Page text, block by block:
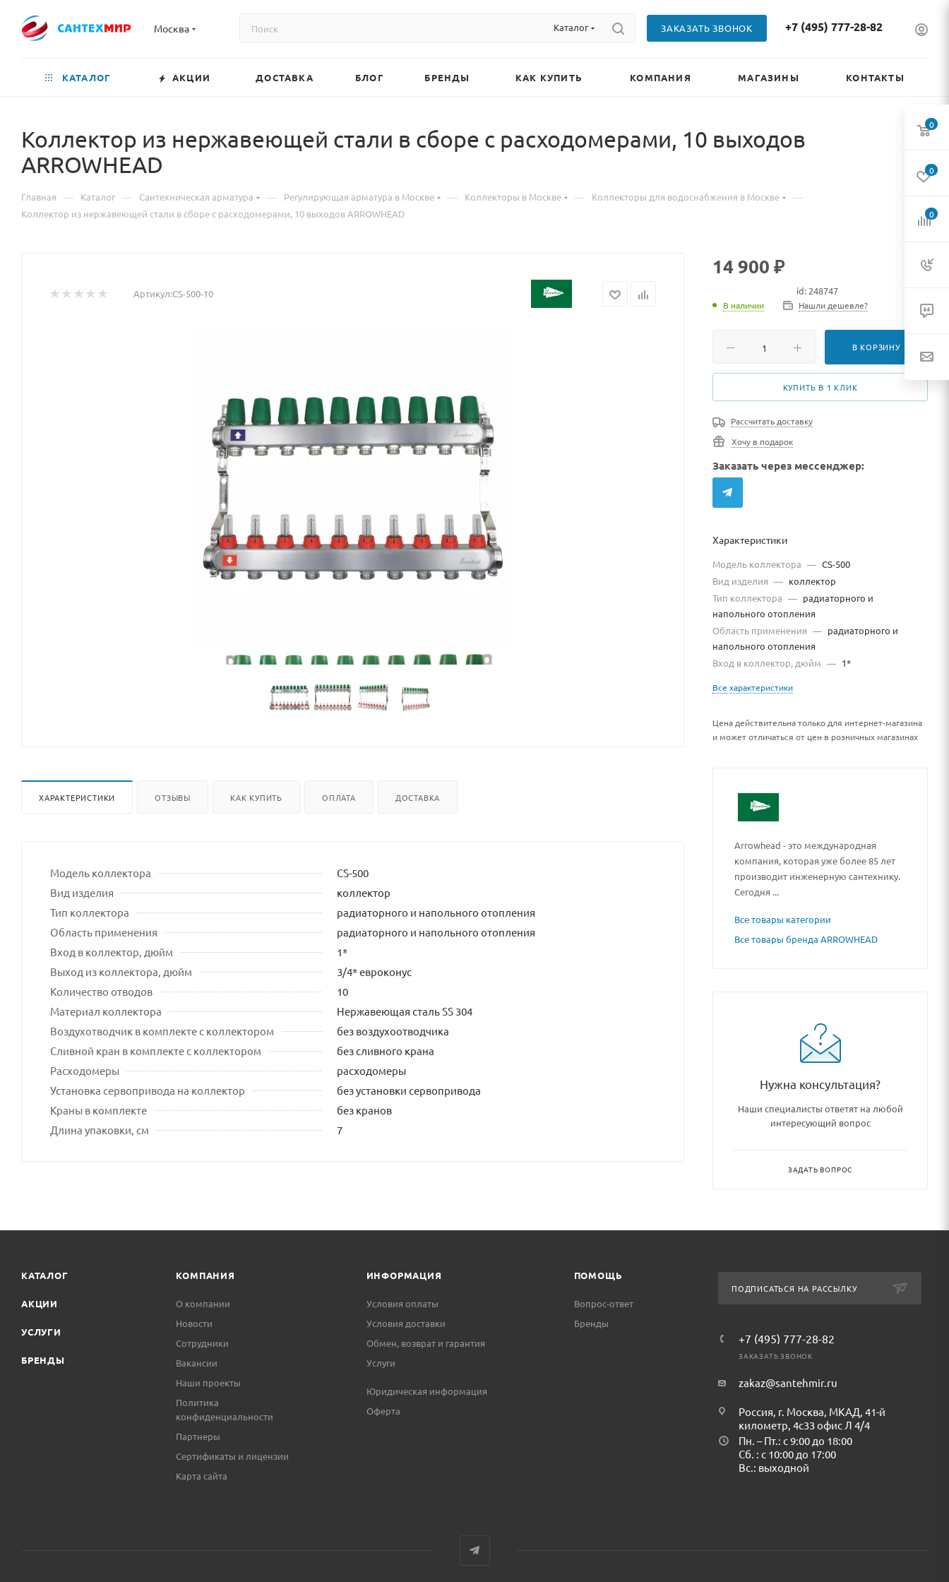
Москва Каталог ЗАКАЗАТЬ ЗВОНОК +7 (495) 777-28-82
КАТАЛОГ АКЦИИ ДОСТАВКА БЛОГ БРЕНДЫ КАК КУПИТЬ КОМПАНИЯ МАГАЗИНЫ КОНТАКТЫ
Коллектор из нержавеющей стали в сборе с расходомерами, 10 выходов
ARROWHEAD
Главная — Каталог — Сантехническая арматура — Регулирующая арматура в Москве — Коллекторы в Москве — Коллекторы для водоснабжения в Москве —
Коллектор из нержавеющей стали в сборе с расходомерами, 10 выходов ARROWHEAD
Артикул:CS-500-10
ХАРАКТЕРИСТИКИ ОТЗЫВЫ КАК КУПИТЬ ОПЛАТА ДОСТАВКА
Модель коллектора
CS-500
Вид изделия
коллектор
Тип коллектора
радиаторного и напольного отопления
Область применения
радиаторного и напольного отопления
Вход в коллектор, дюйм
1*
Выход из коллектора, дюйм
3/4* евроконус
Количество отводов
10
Материал коллектора
Нержавеющая сталь SS 304
Воздухотводчик в комплекте с коллектором
без воздухоотводчика
Сливной кран в комплекте с коллектором
без сливного крана
Расходомеры
расходомеры
Установка сервопривода на коллектор
без установки сервопривода
Краны в комплекте
без кранов
Длина упаковки, см
7
14 900 ₽
id: 248747
В наличии Нашли дешевле?
В КОРЗИНУ
КУПИТЬ В 1 КЛИК
Рассчитать доставку
Хочу в подарок
Заказать через мессенджер:
Характеристики
Модель коллектора — CS-500
Вид изделия — коллектор
Тип коллектора — радиаторного и
напольного отопления
Область применения — радиаторного и
напольного отопления
Вход в коллектор, дюйм — 1*
Все характеристики
Цена действительна только для интернет-магазина
и может отличаться от цен в розничных магазинах
Arrowhead - это международная
компания, которая уже более 85 лет
производит инженерную сантехнику.
Сегодня ...
Все товары категории
Все товары бренда ARROWHEAD
Нужна консультация?
Наши специалисты ответят на любой
интересующий вопрос
ЗАДАТЬ ВОПРОС
КАТАЛОГ
АКЦИИ
УСЛУГИ
БРЕНДЫ
КОМПАНИЯ
О компании
Новости
Сотрудники
Вакансии
Наши проекты
Политика
конфиденциальности
Партнеры
Сертификаты и лицензии
Карта сайта
ИНФОРМАЦИЯ
Условия оплаты
Условия доставки
Обмен, возврат и гарантия
Услуги
Юридическая информация
Оферта
ПОМОЩЬ
Вопрос-ответ
Бренды
ПОДПИСАТЬСЯ НА РАССЫЛКУ
+7 (495) 777-28-82
ЗАКАЗАТЬ ЗВОНОК
zakaz@santehmir.ru
Россия, г. Москва, МКАД, 41-й
километр, 4с33 офис Л 4/4
Пн. – Пт.: с 9:00 до 18:00
Сб. : с 10:00 до 17:00
Вс.: выходной
0
0
0